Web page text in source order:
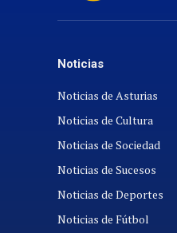
Noticias
Noticias de Asturias
Noticias de Cultura
Noticias de Sociedad
Noticias de Sucesos
Noticias de Deportes
Noticias de Fútbol